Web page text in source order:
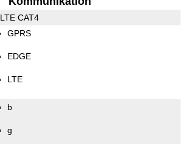
LTE CAT4
GPRS
EDGE
LTE
b
g